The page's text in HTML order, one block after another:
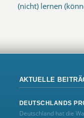
(nicht) lernen
AKTUELLE
DEUTSCHLANDS
Deutschland hat die